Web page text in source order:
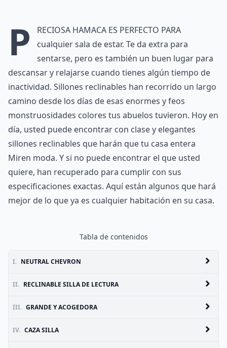
P
reciosa hamaca es perfecto para
cualquier sala de estar. Te da extra para
sentarse, pero es también un buen lugar para
descansar y relajarse cuando tienes algún tiempo de
inactividad. Sillones reclinables han recorrido un largo
camino desde los días de esas enormes y feos
monstruosidades colores tus abuelos tuvieron. Hoy en
día, usted puede encontrar con clase y elegantes
sillones reclinables que harán que tu casa entera
Miren moda. Y si no puede encontrar el que usted
quiere, han recuperado para cumplir con sus
especificaciones exactas. Aquí están algunos que hará
mejor de lo que ya es cualquier habitación en su casa.
Tabla de contenidos
I. NEUTRAL CHEVRON
II. RECLINABLE SILLA DE LECTURA
III. GRANDE Y ACOGEDORA
IV. CAZA SILLA